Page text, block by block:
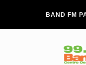
BAND FM